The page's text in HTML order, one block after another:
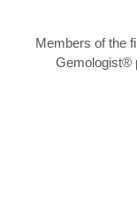
Members of the
Gemologist®